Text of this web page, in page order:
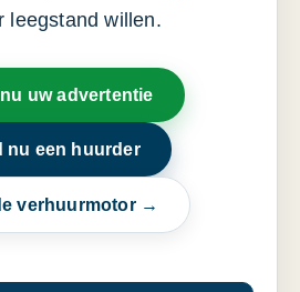
leegstand willen.
nu uw advertentie
nu een huurder
verhuurmotor →